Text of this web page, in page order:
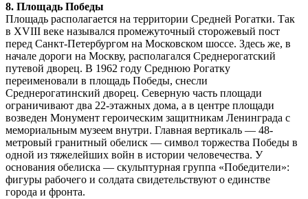
8. Площадь Победы
Площадь располагается на территории Средней Рогатки. Так
в XVIII веке назывался промежуточный сторожевый пост
перед Санкт-Петербургом на Московском шоссе. Здесь же, в
начале дороги на Москву, располагался Среднерогатский
путевой дворец. В 1962 году Среднюю Рогатку
переименовали в площадь Победы, снесли
Среднерогатинский дворец. Северную часть площади
ограничивают два 22-этажных дома, а в центре площади
возведен Монумент героическим защитникам Ленинграда с
мемориальным музеем внутри. Главная вертикаль — 48-
метровый гранитный обелиск — символ торжества Победы в
одной из тяжелейших войн в истории человечества. У
основания обелиска — скульптурная группа «Победители»:
фигуры рабочего и солдата свидетельствуют о единстве
города и фронта.